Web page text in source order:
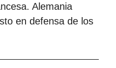
Alemania
en defensa de los